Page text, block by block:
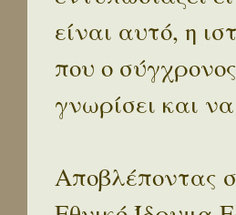
είναι αυτό, η
που ο
γνωρίσει και
Αποβλέποντας